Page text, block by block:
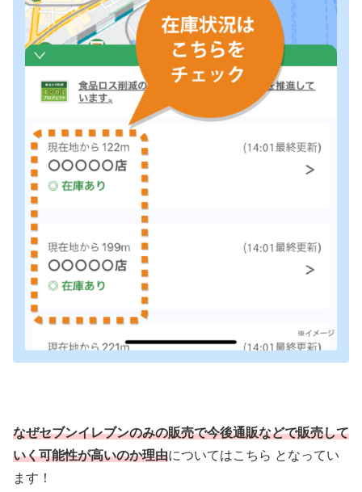
なぜセブンイレブンのみの販売で今後通販などで販売して
いく可能性が高いのか理由についてはこちら となってい
ます！